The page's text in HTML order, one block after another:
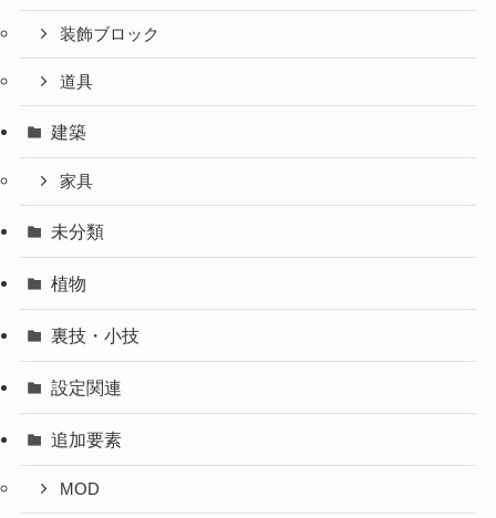
装飾ブロック
道具
建築
家具
未分類
植物
裏技・小技
設定関連
追加要素
MOD